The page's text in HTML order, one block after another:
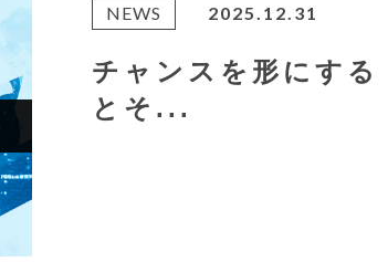
NEWS 2025.12.31
チャンスを形にする
とそ...